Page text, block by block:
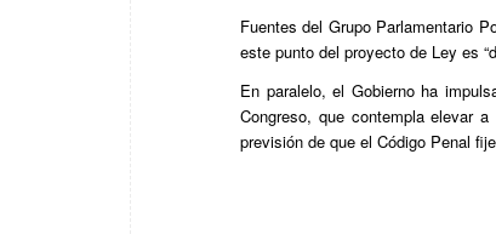
Fuentes del Grupo Parlamentario
este punto del proyecto de Ley es
En paralelo, el Gobierno ha
Congreso, que contempla elevar
previsión de que el Código Penal